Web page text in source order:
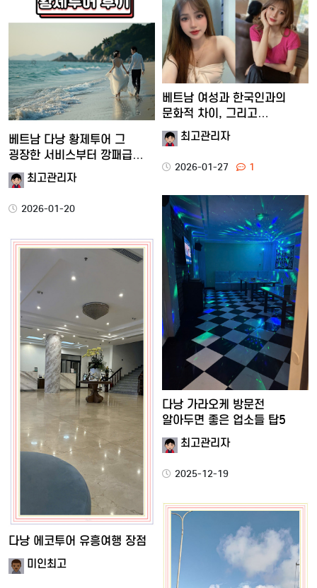
베트남 여성과 한국인과의
문화적 차이, 그리고
현지에서…
최고관리자
2026-01-27 1
베트남 다낭 황제투어 그
굉장한 서비스부터 깡패급
재미…최고관리자
2026-01-20
다낭 가라오케 방문전
알아두면 좋은 업소들 탑5
최고관리자
2025-12-19
다낭 에코투어 유흥여행 장점
미인최고